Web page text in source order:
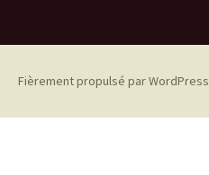
Fièrement propulsé par WordPress